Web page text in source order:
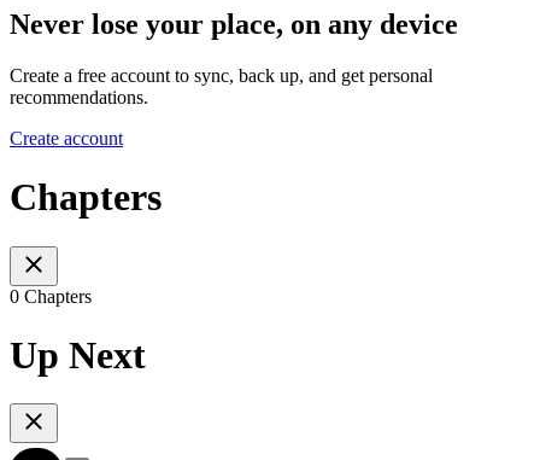
Never lose your place, on any device
Create a free account to sync, back up, and get personal
recommendations.
Create account
Chapters
0 Chapters
Up Next